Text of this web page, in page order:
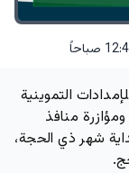
التموينية
منافذ
شهر ذي الحجة،